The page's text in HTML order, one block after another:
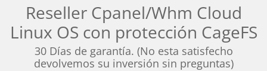
Reseller Cpanel/Whm Cloud
Linux OS con protección CageFS
30 Días de garantía. (No esta satisfecho
devolvemos su inversión sin preguntas)